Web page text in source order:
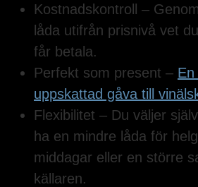
Kostnadskontroll –
låda utifrån prisnivå vet
får betala.
Perfekt som present –
uppskattad gåva till
Flexibilitet – Du väljer
ha en mindre låda för
middagar eller en större
källaren.